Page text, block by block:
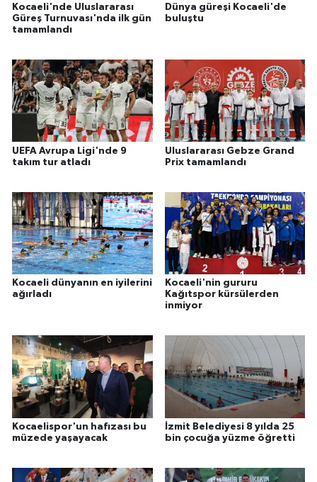
Kocaeli'nde Uluslararası
Güreş Turnuvası'nda ilk gün
tamamlandı
Dünya güreşi Kocaeli'de
buluştu
UEFA Avrupa Ligi'nde 9
takım tur atladı
Uluslararası Gebze Grand
Prix tamamlandı
Kocaeli dünyanın en iyilerini
ağırladı
Kocaeli'nin gururu
Kağıtspor kürsülerden
inmiyor
Kocaelispor'un hafızası bu
müzede yaşayacak
İzmit Belediyesi 8 yılda 25
bin çocuğa yüzme öğretti